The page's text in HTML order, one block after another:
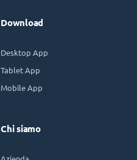
Download
Desktop App
Tablet App
Mobile App
Chi siamo